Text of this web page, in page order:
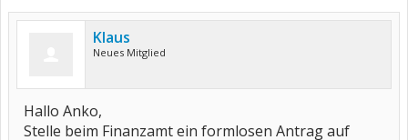
Klaus
Neues Mitglied
Hallo Anko,
Stelle beim Finanzamt ein formlosen Antrag auf